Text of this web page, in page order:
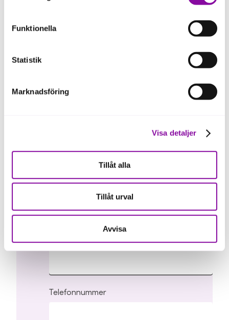
eller delning av information enligt ovan, inte att ske,
förutom för kakor som är nödvändiga för att hemsidan
ska fungera se mer under inställningar.
Funktionella
Statistik
Marknadsföring
Visa detaljer
Tillåt alla
Tillåt urval
Avvisa
företagets nästa steg?
det därifrån. Kostnadsfritt •
Förutsättningslöst • Vi utgår från din affär •
För- och efternamn
Telefonnummer